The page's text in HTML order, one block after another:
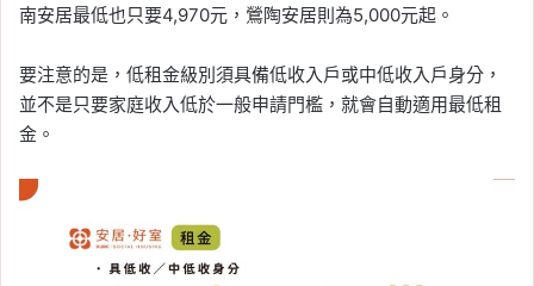
南安居最低也只要4,970元，鶯陶安居則為5,000元起。
要注意的是，低租金級別須具備低收入戶或中低收入戶身分，
並不是只要家庭收入低於一般申請門檻，就會自動適用最低租
金。